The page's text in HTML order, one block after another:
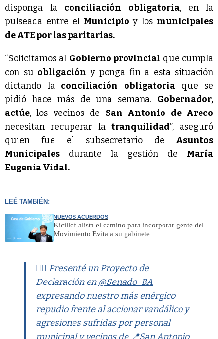
disponga la conciliación obligatoria, en la
pulseada entre el Municipio y los municipales
de ATE por las paritarias.
“Solicitamos al Gobierno provincial que cumpla
con su obligación y ponga fin a esta situación
dictando la conciliación obligatoriaque se
pidió hace más de una semana. Gobernador,
actúe, los vecinos de San Antonio de Areco
necesitan recuperar la tranquilidad”, aseguró
quien fue el subsecretario de Asuntos
Municipales durante la gestión de María
Eugenia Vidal.
LEÉ TAMBIÉN:
NUEVOS ACUERDOS
Kicillof alista el camino para incorporar gente del
Movimiento Evita a su gabinete
👉🏻 Presenté un Proyecto de
Declaración en @Senado_BA
expresando nuestro más enérgico
repudio frente al accionar vandálico y
agresiones sufridas por personal
municipal y vecinos de 📍San Antonio